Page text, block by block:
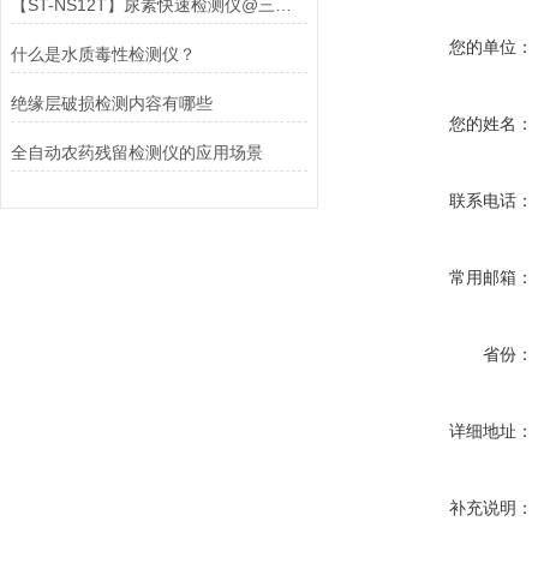
什么是水质毒性检测仪？
绝缘层破损检测内容有哪些
全自动农药残留检测仪的应用场景
您的单位：
您的姓名：
联系电话：
常用邮箱：
省份：
详细地址：
补充说明：